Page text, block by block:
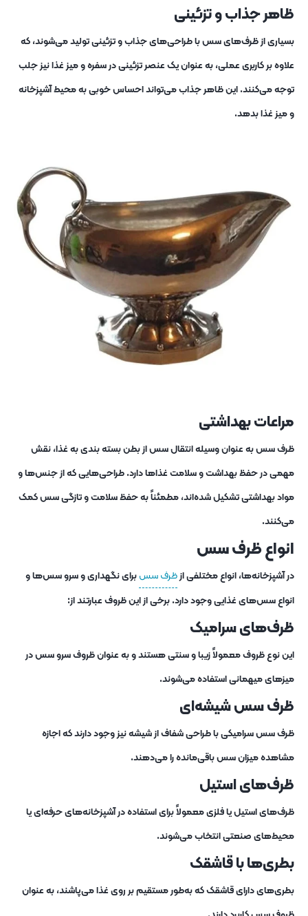
ظاهر جذاب و تزئینی
بسیاری از ظرف‌های سس با طراحی‌های جذاب و تزئینی تولید می‌شوند، که
علاوه بر کاربری عملی، به عنوان یک عنصر تزئینی در سفره و میز غذا نیز جلب
توجه می‌کنند. این ظاهر جذاب می‌تواند احساس خوبی به محیط آشپزخانه
و میز غذا بدهد.
مراعات بهداشتی
ظرف‌ سس به عنوان وسیله انتقال سس از بطن بسته‌ بندی به غذا، نقش
مهمی در حفظ بهداشت و سلامت غذاها دارد. طراحی‌هایی که از جنس‌ها و
مواد بهداشتی تشکیل شده‌اند، مطمئناً به حفظ سلامت و تازگی سس کمک
می‌کنند.
انواع ظرف سس
در آشپزخانه‌ها، انواع مختلفی ازظرف سسبرای نگهداری و سرو سس‌ها و
انواع سس‌های غذایی وجود دارد. برخی از این ظروف عبارتند از:
ظرف‌های سرامیک
این نوع ظروف معمولاً زیبا و سنتی هستند و به عنوان ظروف سرو سس در
میزهای میهمانی استفاده می‌شوند.
ظرف سس شیشه‌ای
ظرف سس سرامیکی با طراحی شفاف از شیشه نیز وجود دارند که اجازه
مشاهده میزان سس باقی‌مانده را می‌دهند.
ظرف‌های استیل
ظرف‌های استیل یا فلزی معمولاً برای استفاده در آشپزخانه‌های حرفه‌ای یا
محیط‌های صنعتی انتخاب می‌شوند.
بطری‌ها با قاشقک
بطری‌های دارای قاشقک که به‌طور مستقیم بر روی غذا می‌پاشند، به عنوان